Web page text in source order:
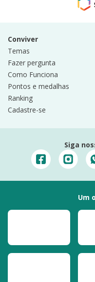
Conviver
Temas
Fazer pergunta
Como Funciona
Pontos e medalhas
Ranking
Cadastre-se
Siga
Um